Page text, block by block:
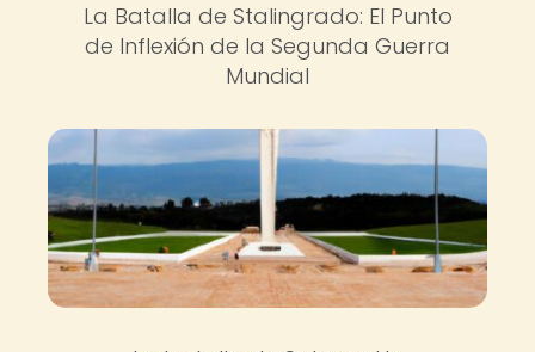
La Batalla de Stalingrado: El Punto
de Inflexión de la Segunda Guerra
Mundial